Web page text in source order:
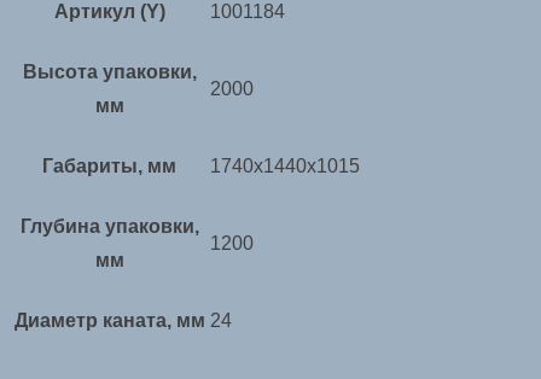
Артикул (Y) 1001184
Высота упаковки,
мм
2000
Габариты, мм 1740х1440х1015
Глубина упаковки,
мм
1200
Диаметр каната, мм 24